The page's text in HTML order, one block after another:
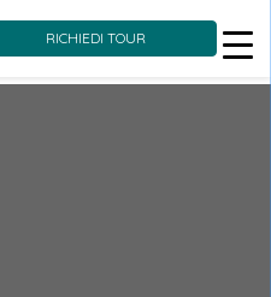
RICHIEDI TOUR